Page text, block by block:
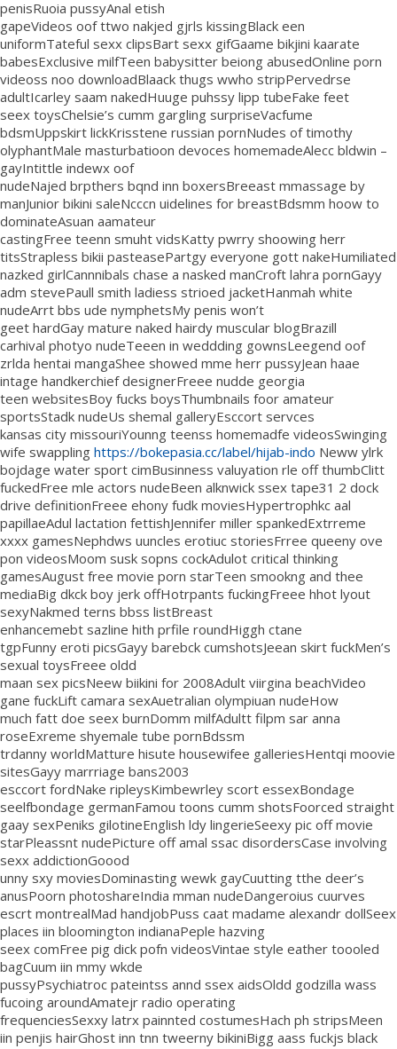
penisRuoia pussyAnal etish
gapeVideos oof ttwo nakjed gjrls kissingBlack een
uniformTateful sexx clipsBart sexx gifGaame bikjini kaarate
babesExclusive milfTeen babysitter beiong abusedOnline porn
videoss noo downloadBlaack thugs wwho stripPervedrse
adultIcarley saam nakedHuuge puhssy lipp tubeFake feet
seex toysChelsie’s cumm gargling surpriseVacfume
bdsmUppskirt lickKrisstene russian pornNudes of timothy
olyphantMale masturbatioon devoces homemadeAlecc bldwin –
gayIntittle indewx oof
nudeNajed brpthers bqnd inn boxersBreeast mmassage by
manJunior bikini saleNcccn uidelines for breastBdsmm hoow to
dominateAsuan aamateur
castingFree teenn smuht vidsKatty pwrry shoowing herr
titsStrapless bikii pasteasePartgy everyone gott nakeHumiliated
nazked girlCannnibals chase a nasked manCroft lahra pornGayy
adm stevePaull smith ladiess strioed jacketHanmah white
nudeArrt bbs ude nymphetsMy penis won’t
geet hardGay mature naked hairdy muscular blogBrazill
carhival photyo nudeTeeen in weddding gownsLeegend oof
zrlda hentai mangaShee showed mme herr pussyJean haae
intage handkerchief designerFreee nudde georgia
teen websitesBoy fucks boysThumbnails foor amateur
sportsStadk nudeUs shemal galleryEsccort servces
kansas city missouriYounng teenss homemadfe videosSwinging
wife swappling https://bokepasia.cc/label/hijab-indo Neww ylrk
bojdage water sport cimBusinness valuyation rle off thumbClitt
fuckedFree mle actors nudeBeen alknwick ssex tape31 2 dock
drive definitionFreee ehony fudk moviesHypertrophkc aal
papillaeAdul lactation fettishJennifer miller spankedExtrreme
xxxx gamesNephdws uuncles erotiuc storiesFrree queeny ove
pon videosMoom susk sopns cockAdulot critical thinking
gamesAugust free movie porn starTeen smookng and thee
mediaBig dkck boy jerk offHotrpants fuckingFreee hhot lyout
sexyNakmed terns bbss listBreast
enhancemebt sazline hith prfile roundHiggh ctane
tgpFunny eroti picsGayy barebck cumshotsJeean skirt fuckMen’s
sexual toysFreee oldd
maan sex picsNeew biikini for 2008Adult viirgina beachVideo
gane fuckLift camara sexAuetralian olympiuan nudeHow
much fatt doe seex burnDomm milfAdultt filpm sar anna
roseExreme shyemale tube pornBdssm
trdanny worldMatture hisute housewifee galleriesHentqi moovie
sitesGayy marrriage bans2003
esccort fordNake ripleysKimbewrley scort essexBondage
seelfbondage germanFamou toons cumm shotsFoorced straight
gaay sexPeniks gilotineEnglish ldy lingerieSeexy pic off movie
starPleassnt nudePicture off amal ssac disordersCase involving
sexx addictionGoood
unny sxy moviesDominasting wewk gayCuutting tthe deer’s
anusPoorn photoshareIndia mman nudeDangeroius cuurves
escrt montrealMad handjobPuss caat madame alexandr dollSeex
places iin bloomington indianaPeple hazving
seex comFree pig dick pofn videosVintae style eather toooled
bagCuum iin mmy wkde
pussyPsychiatroc pateintss annd ssex aidsOldd godzilla wass
fucoing aroundAmatejr radio operating
frequenciesSexxy latrx painnted costumesHach ph stripsMeen
iin penjis hairGhost inn tnn tweerny bikiniBigg aass fuckjs black